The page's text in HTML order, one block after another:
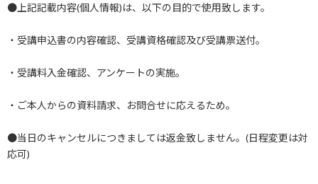
●上記記載内容(個人情報)は、以下の目的で使用致します。
・受講申込書の内容確認、受講資格確認及び受講票送付。
・受講料入金確認、アンケートの実施。
・ご本人からの資料請求、お問合せに応えるため。
●当日のキャンセルにつきましては返金致しません。(日程変更は対
応可)